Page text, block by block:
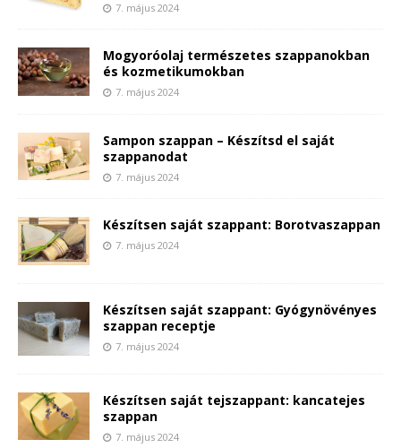
7. május 2024
Mogyoróolaj természetes szappanokban
és kozmetikumokban
7. május 2024
Sampon szappan – Készítsd el saját
szappanodat
7. május 2024
Készítsen saját szappant: Borotvaszappan
7. május 2024
Készítsen saját szappant: Gyógynövényes
szappan receptje
7. május 2024
Készítsen saját tejszappant: kancatejes
szappan
7. május 2024